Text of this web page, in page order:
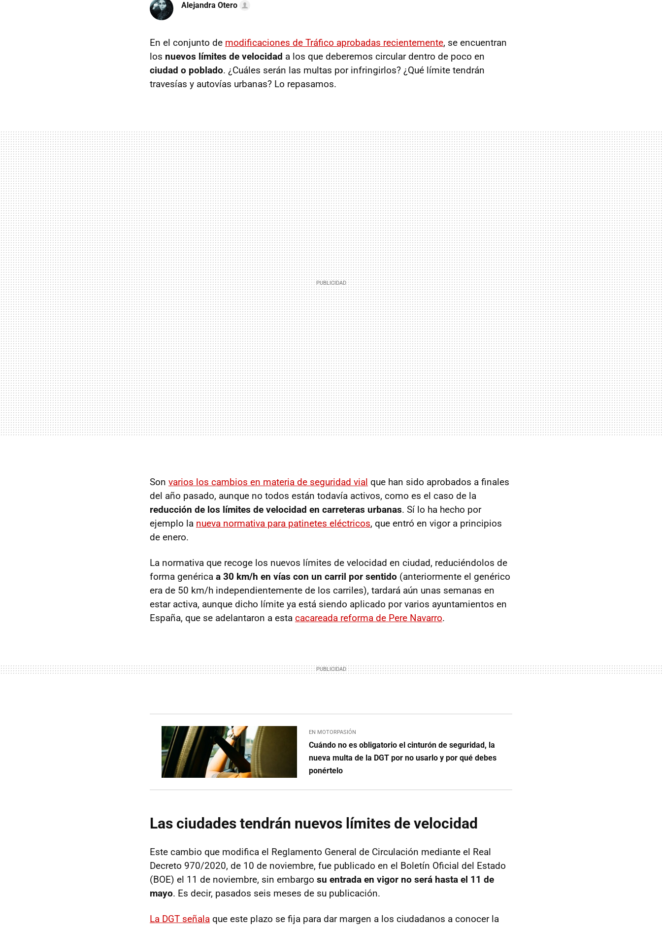
Alejandra Otero
En el conjunto de modificaciones de Tráfico aprobadas recientemente, se encuentran
los nuevos límites de velocidad a los que deberemos circular dentro de poco en
ciudad o poblado. ¿Cuáles serán las multas por infringirlos? ¿Qué límite tendrán
travesías y autovías urbanas? Lo repasamos.
Son varios los cambios en materia de seguridad vial que han sido aprobados a finales
del año pasado, aunque no todos están todavía activos, como es el caso de la
reducción de los límites de velocidad en carreteras urbanas. Sí lo ha hecho por
ejemplo la nueva normativa para patinetes eléctricos, que entró en vigor a principios
de enero.
La normativa que recoge los nuevos límites de velocidad en ciudad, reduciéndolos de
forma genérica a 30 km/h en vías con un carril por sentido (anteriormente el genérico
era de 50 km/h independientemente de los carriles), tardará aún unas semanas en
estar activa, aunque dicho límite ya está siendo aplicado por varios ayuntamientos en
España, que se adelantaron a esta cacareada reforma de Pere Navarro.
EN MOTORPASIÓN
Cuándo no es obligatorio el cinturón de seguridad, la
nueva multa de la DGT por no usarlo y por qué debes
ponértelo
Las ciudades tendrán nuevos límites de velocidad
Este cambio que modifica el Reglamento General de Circulación mediante el Real
Decreto 970/2020, de 10 de noviembre, fue publicado en el Boletín Oficial del Estado
(BOE) el 11 de noviembre, sin embargo su entrada en vigor no será hasta el 11 de
mayo. Es decir, pasados seis meses de su publicación.
La DGT señala que este plazo se fija para dar margen a los ciudadanos a conocer la